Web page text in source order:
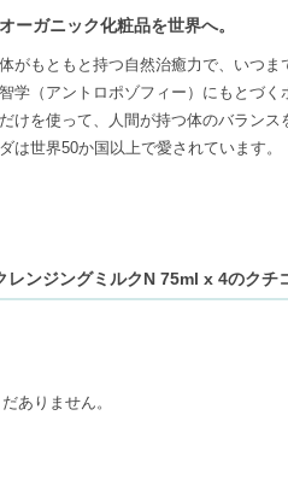
ーガニック化粧品を世界へ。
がもともと持つ自然治癒力で、いつ
学（アントロポゾフィー）にもとづ
けを使って、人間が持つ体のバラン
は世界50か国以上で愛されています。
レンジングミルクN 75ml x 4のクチ
ありません。